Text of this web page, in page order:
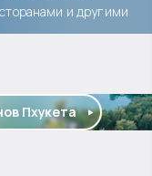
и другими
Пхукета